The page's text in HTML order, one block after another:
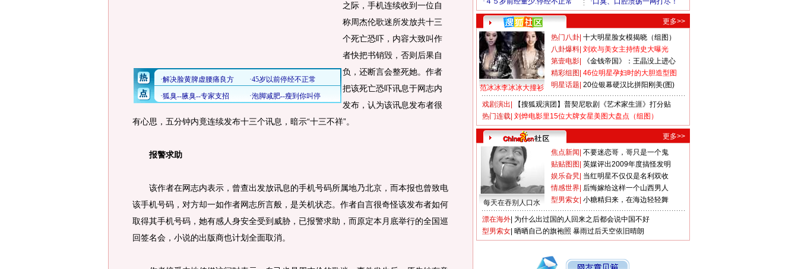
之际，手机连续收到一位自
称周杰伦歌迷所发放共十三
个死亡恐吓，内容大致叫作
者快把书销毁，否则后果自
负，还断言会整死她。作者
把该死亡恐吓讯息于网志内
发布，认为该讯息发布者很
有心思，五分钟内竟连续发布十三个讯息，暗示“十三不祥”。
报警求助
该作者在网志内表示，曾查出发放讯息的手机号码所属地乃北京，而本报也曾致电
该手机号码，对方却一如作者网志所言般，是关机状态。作者自言很奇怪该发布者如何
取得其手机号码，她有感人身安全受到威胁，已报警求助，而原定本月底举行的全国巡
回签名会，小说的出版商也计划全面取消。
更多>>
范冰冰李冰冰大撞衫
热门八卦 十大明星脸女模揭晓（组图）
八卦爆料 刘欢与美女主持情史大曝光
第壹电影
《金钱帝国》：王晶没上进心
精彩组图 46位明星孕妇时的大胆造型图
明星话题 20位银幕硬汉比拼阳刚美(图)
戏剧演出
【搜狐观演团】普契尼歌剧《艺术家生涯》打分贴
热门连载 刘烨电影里15位大牌女星美图大盘点（组图）
更多>>
每天在吞别人口水
焦点新闻 不要迷恋哥，哥只是一个鬼
贴贴图图 英媒评出2009年度搞怪发明
娱乐旮旯 当红明星不仅仅是名利双收
情感世界 后悔嫁给这样一个山西男人
型男索女 小糖精归来，在海边轻轻舞
漂在海外 为什么出过国的人回来之后都会说中国不好
型男索女 晒晒自己的旗袍照 暴雨过后天空依旧晴朗